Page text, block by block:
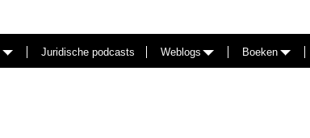
Juridische podcasts Weblogs Boeken